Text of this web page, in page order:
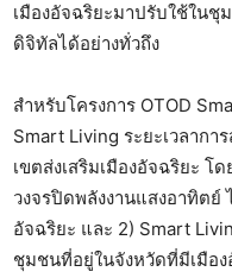
เมืองอัจฉริยะมาปรับใช้ในชุ
ดิจิทัลได้อย่างทั่วถึง
สำหรับโครงการ OTOD
Smart Living ระยะเวลาก
เขตส่งเสริมเมืองอัจฉริยะ
วงจรปิดพลังงานแสงอาทิตย์
อัจฉริยะ และ 2) Smart
ชุมชนที่อยู่ในจังหวัดที่มีเมือ